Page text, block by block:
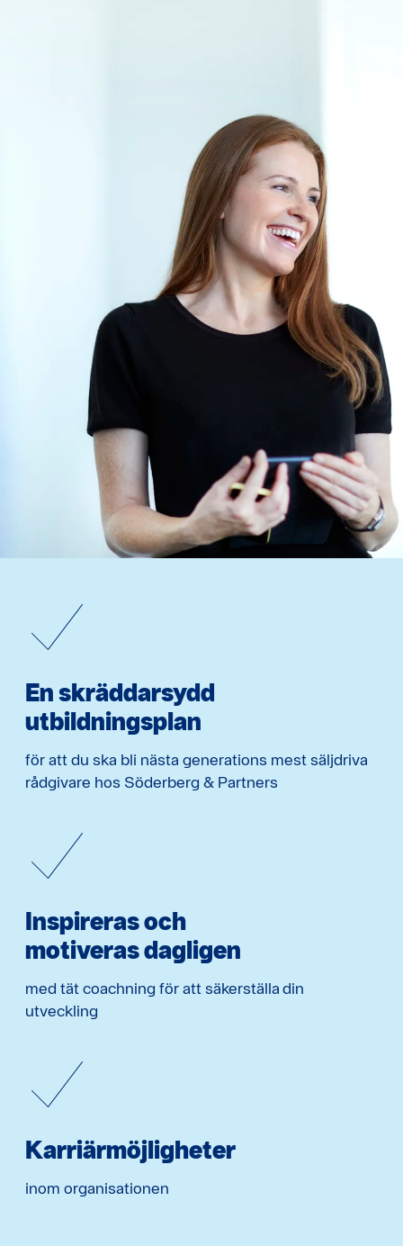
En skräddarsydd
utbildningsplan
för att du ska bli nästa generations mest säljdriva
rådgivare hos Söderberg & Partners
Inspireras och
motiveras dagligen
med tät coachning för att säkerställa din
utveckling
Karriärmöjligheter
inom organisationen